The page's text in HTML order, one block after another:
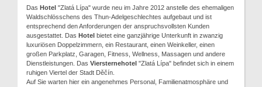
Das Hotel "Zlatá Lípa" wurde neu im Jahre 2012 anstelle des ehemaligen
Waldschlösschens des Thun-Adelgeschlechtes aufgebaut und ist
entsprechend den Anforderungen der anspruchsvollsten Kunden
ausgestattet. Das Hotel bietet eine ganzjährige Unterkunft in zwanzig
luxuriösen Doppelzimmern, ein Restaurant, einen Weinkeller, einen
großen Parkplatz, Garagen, Fitness, Wellness, Massagen und andere
Dienstleistungen. Das Viersternehotel "Zlatá Lípa" befindet sich in einem
ruhigen Viertel der Stadt Děčín.
Auf Sie warten hier ein angenehmes Personal, Familienatmosphäre und